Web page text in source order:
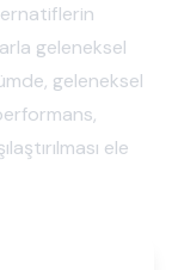
geleneksel
geleneksel
ele